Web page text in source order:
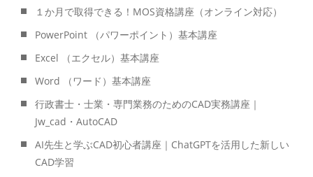
１か月で取得できる！MOS資格講座（オンライン対応）
PowerPoint （パワーポイント）基本講座
Excel （エクセル）基本講座
Word （ワード）基本講座
行政書士・士業・専門業務のためのCAD実務講座｜
Jw_cad・AutoCAD
AI先生と学ぶCAD初心者講座｜ChatGPTを活用した新しい
CAD学習